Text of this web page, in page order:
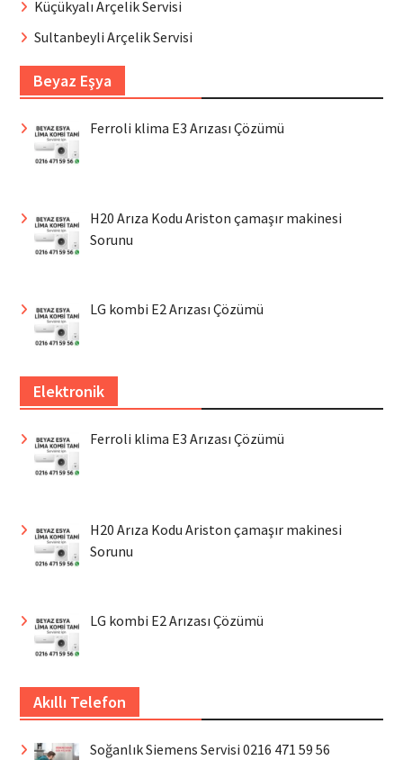
Küçükyalı Arçelik Servisi
Sultanbeyli Arçelik Servisi
Beyaz Eşya
Ferroli klima E3 Arızası Çözümü
H20 Arıza Kodu Ariston çamaşır makinesi
Sorunu
LG kombi E2 Arızası Çözümü
Elektronik
Ferroli klima E3 Arızası Çözümü
H20 Arıza Kodu Ariston çamaşır makinesi
Sorunu
LG kombi E2 Arızası Çözümü
Akıllı Telefon
Soğanlık Siemens Servisi 0216 471 59 56